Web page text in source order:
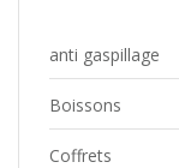
anti gaspillage
Boissons
Coffrets